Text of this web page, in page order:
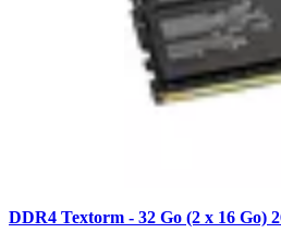
DDR4 Textorm - 32 Go (2 x 16 Go)